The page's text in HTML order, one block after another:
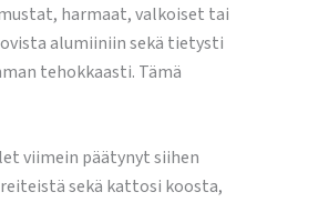
harmaat, valkoiset tai
alumiiniin sekä tietysti
tehokkaasti. Tämä
viimein päätynyt siihen
sekä kattosi koosta,